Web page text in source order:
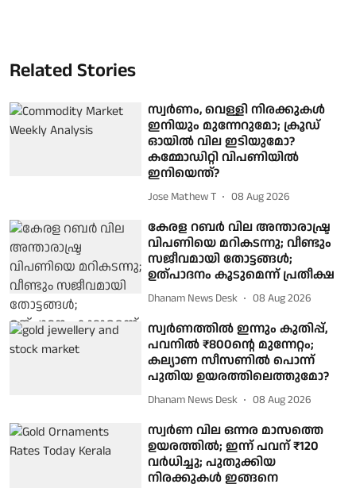
Related Stories
സ്വർണം, വെള്ളി നിരക്കുകൾ
ഇനിയും മുന്നേറുമോ; ക്രൂഡ്
ഓയിൽ വില ഇടിയുമോ?
കമ്മോഡിറ്റി വിപണിയിൽ
ഇനിയെന്ത്?
Jose Mathew T 08 Aug 2026
കേരള റബര്‍ വില അന്താരാഷ്ട്ര
വിപണിയെ മറികടന്നു; വീണ്ടും
സജീവമായി തോട്ടങ്ങള്‍;
ഉത്പാദനം കൂടുമെന്ന് പ്രതീക്ഷ
Dhanam News Desk 08 Aug 2026
സ്വര്‍ണത്തില്‍ ഇന്നും കുതിപ്പ്,
പവനില്‍ ₹800ന്റെ മുന്നേറ്റം;
കല്യാണ സീസണില്‍ പൊന്ന്
പുതിയ ഉയരത്തിലെത്തുമോ?
Dhanam News Desk 08 Aug 2026
സ്വർണ വില ഒന്നര മാസത്തെ
ഉയരത്തിൽ; ഇന്ന് പവന് ₹120
വർധിച്ചു; പുതുക്കിയ
നിരക്കുകൾ ഇങ്ങനെ